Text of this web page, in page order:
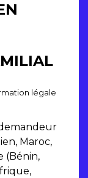
légale
Maroc,
(Bénin,